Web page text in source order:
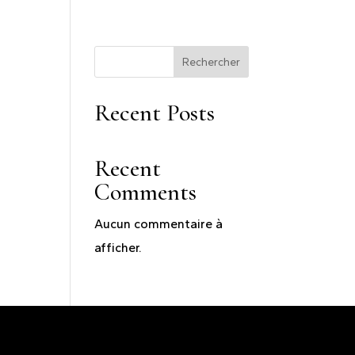
Rechercher
Recent Posts
Recent
Comments
Aucun commentaire à
afficher.